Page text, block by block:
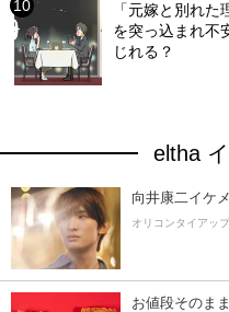
「元嫁と別れ
を突っ込まれ不
じれる？
eltha
向井康二イケ
オリコンタイアッ
お値段そのま